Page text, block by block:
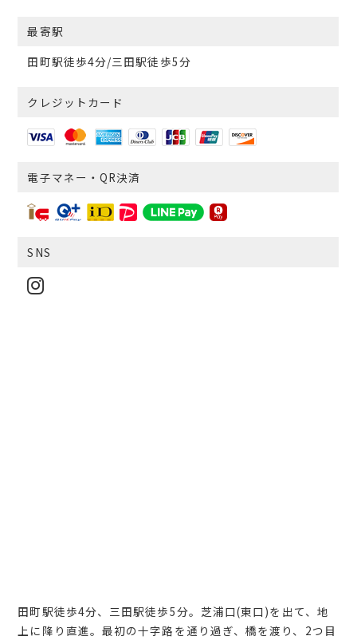
最寄駅
田町駅徒歩4分/三田駅徒歩5分
クレジットカード
電子マネー・QR決済
SNS
田町駅徒歩4分、三田駅徒歩5分。芝浦口(東口)を出て、地
上に降り直進。最初の十字路を通り過ぎ、橋を渡り、2つ目